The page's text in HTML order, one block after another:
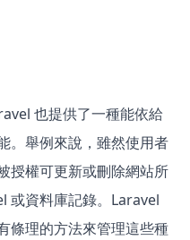
也提供了一種能依給
。舉例來說，雖然使用者
授權可更新或刪除網站所
或資料庫記錄。Laravel
條理的方法來管理這些種